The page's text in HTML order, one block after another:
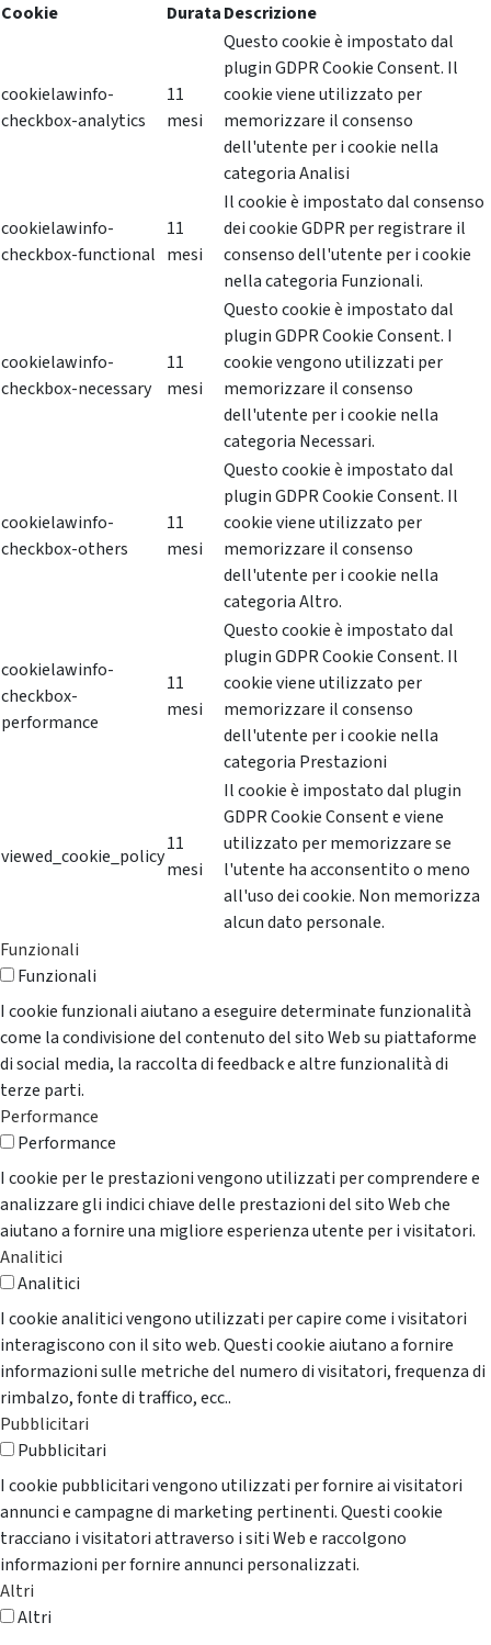
Cookie
DurataDescrizione
cookielawinfo-
checkbox-analytics
11
mesi
Questo cookie è impostato dal
plugin GDPR Cookie Consent. Il
cookie viene utilizzato per
memorizzare il consenso
dell'utente per i cookie nella
categoria Analisi
cookielawinfo-
checkbox-functional
11
mesi
Il cookie è impostato dal consenso
dei cookie GDPR per registrare il
consenso dell'utente per i cookie
nella categoria Funzionali.
cookielawinfo-
checkbox-necessary
11
mesi
Questo cookie è impostato dal
plugin GDPR Cookie Consent. I
cookie vengono utilizzati per
memorizzare il consenso
dell'utente per i cookie nella
categoria Necessari.
cookielawinfo-
checkbox-others
11
mesi
Questo cookie è impostato dal
plugin GDPR Cookie Consent. Il
cookie viene utilizzato per
memorizzare il consenso
dell'utente per i cookie nella
categoria Altro.
cookielawinfo-
checkbox-
performance
11
mesi
Questo cookie è impostato dal
plugin GDPR Cookie Consent. Il
cookie viene utilizzato per
memorizzare il consenso
dell'utente per i cookie nella
categoria Prestazioni
viewed_cookie_policy
11
mesi
Il cookie è impostato dal plugin
GDPR Cookie Consent e viene
utilizzato per memorizzare se
l'utente ha acconsentito o meno
all'uso dei cookie. Non memorizza
alcun dato personale.
Funzionali
Funzionali
I cookie funzionali aiutano a eseguire determinate funzionalità
come la condivisione del contenuto del sito Web su piattaforme
di social media, la raccolta di feedback e altre funzionalità di
terze parti.
Performance
Performance
I cookie per le prestazioni vengono utilizzati per comprendere e
analizzare gli indici chiave delle prestazioni del sito Web che
aiutano a fornire una migliore esperienza utente per i visitatori.
Analitici
Analitici
I cookie analitici vengono utilizzati per capire come i visitatori
interagiscono con il sito web. Questi cookie aiutano a fornire
informazioni sulle metriche del numero di visitatori, frequenza di
rimbalzo, fonte di traffico, ecc..
Pubblicitari
Pubblicitari
I cookie pubblicitari vengono utilizzati per fornire ai visitatori
annunci e campagne di marketing pertinenti. Questi cookie
tracciano i visitatori attraverso i siti Web e raccolgono
informazioni per fornire annunci personalizzati.
Altri
Altri